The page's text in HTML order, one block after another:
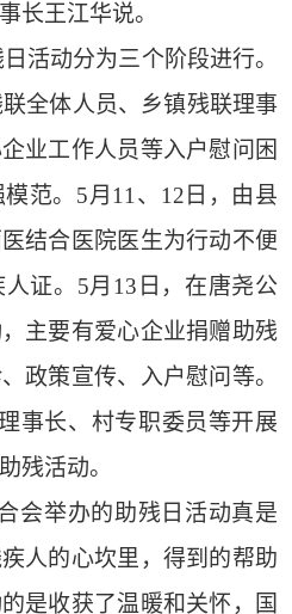
长王江华说。
活动分为三个阶段进行。
全体人员、乡镇残联理事
业工作人员等入户慰问困
范。5月11、12日，由县
结合医院医生为行动不便
证。5月13日，在唐尧公
主要有爱心企业捐赠助残
政策宣传、入户慰问等。
事长、村专职委员等开展
残活动。
会举办的助残日活动真是
人的心坎里，得到的帮助
是收获了温暖和关怀，国